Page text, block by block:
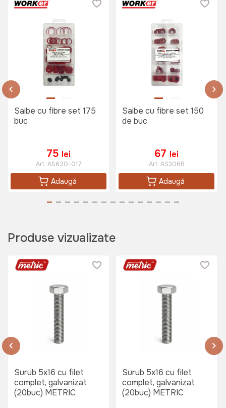
Saibe cu fibre set 175
buc
75 lei
Art: AS620-017
Adaugă
Saibe cu fibre set 150
de buc
67 lei
Art: AS306R
Adaugă
Produse vizualizate
Surub 5x16 cu filet
complet, galvanizat
(20buc) METRIC
Surub 5x16 cu filet
complet, galvanizat
(20buc) METRIC